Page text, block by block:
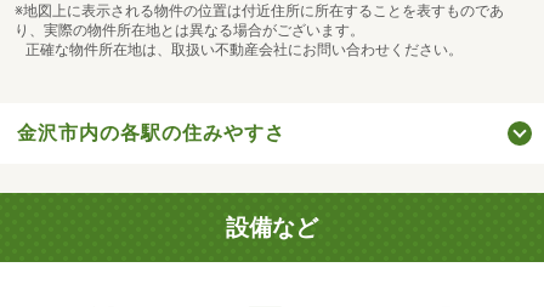
※地図上に表示される物件の位置は付近住所に所在することを表すものであ
り、実際の物件所在地とは異なる場合がございます。
正確な物件所在地は、取扱い不動産会社にお問い合わせください。
金沢市内の各駅の住みやすさ
設備など